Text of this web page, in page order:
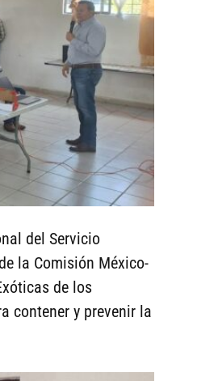
del Servicio
la Comisión México-
de los
contener y prevenir la